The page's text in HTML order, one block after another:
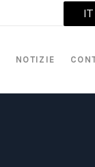
IT
NOTIZIE